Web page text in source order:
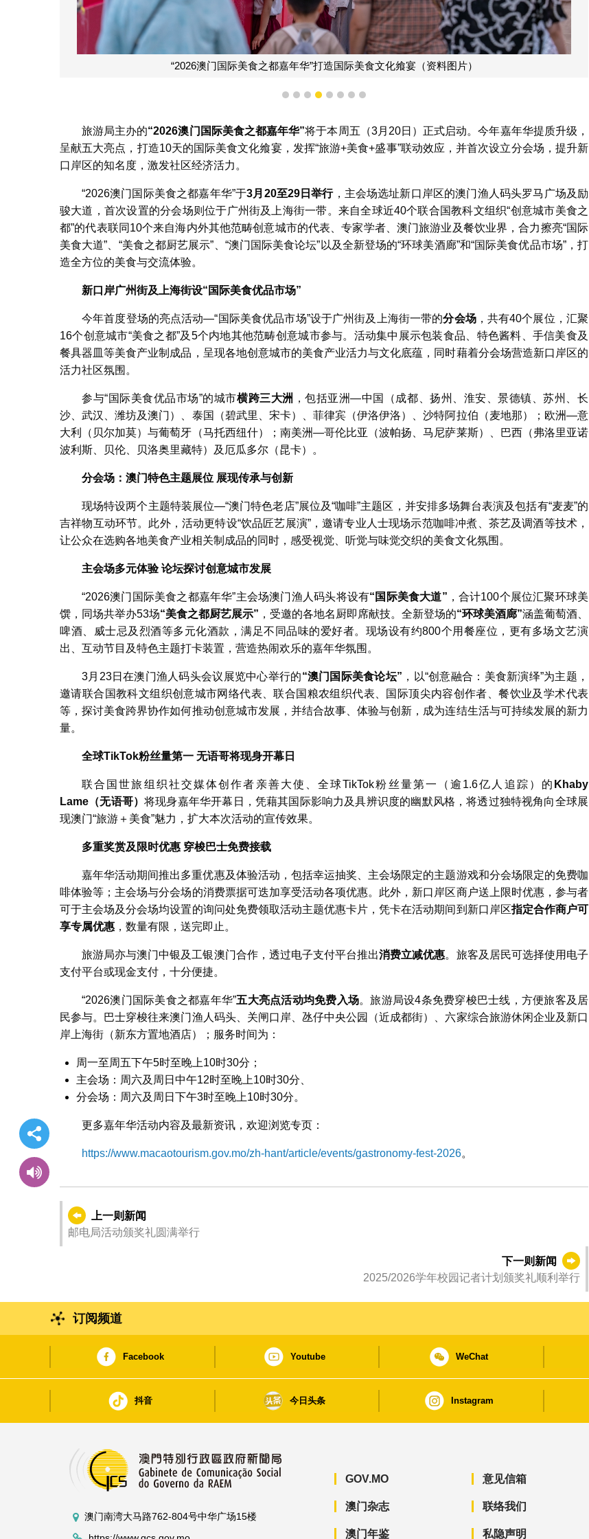
“2026澳门国际美食之都嘉年华”打造国际美食文化飨宴（资料图片）
1 2 3 4 5 6 7 8
旅游局主办的“2026澳门国际美食之都嘉年华”将于本周五（3月20日）正式启动。今年嘉年华提质升级，
呈献五大亮点，打造10天的国际美食文化飨宴，发挥“旅游+美食+盛事”联动效应，并首次设立分会场，提升新
口岸区的知名度，激发社区经济活力。
“2026澳门国际美食之都嘉年华”于3月 20至29日举行，主会场选址新口岸区的澳门渔人码头罗马广场及励
骏大道，首次设置的分会场则位于广州街及上海街一带。来自全球近40个联合国教科文组织“创意城市美食之
都”的代表联同10个来自海内外其他范畴创意城市的代表、专家学者、澳门旅游业及餐饮业界，合力擦亮“国际
美食大道”、“美食之都厨艺展示”、“澳门国际美食论坛”以及全新登场的“环球美酒廊”和“国际美食优品市场”，打
造全方位的美食与交流体验。
新口岸广州街及上海街设“ 国际美食优品市场”
今年首度登场的亮点活动—“国际美食优品市场”设于广州街及上海街一带的分会场，共有40个展位，汇聚
16个创意城市“美食之都”及5个内地其他范畴创意城市参与。活动集中展示包装食品、特色酱料、手信美食及
餐具器皿等美食产业制成品，呈现各地创意城市的美食产业活力与文化底蕴，同时藉着分会场营造新口岸区的
活力社区氛围。
参与“国际美食优品市场”的城市横跨三大洲 ，包括亚洲—中国（成都、扬州、淮安、景德镇、苏州、长
沙、武汉、潍坊及澳门）、泰国（碧武里、宋卡）、菲律宾（伊洛伊洛）、沙特阿拉伯（麦地那）；欧洲—意
大利（贝尔加莫）与葡萄牙（马托西纽什）；南美洲—哥伦比亚（波帕扬、马尼萨莱斯）、巴西（弗洛里亚诺
波利斯、贝伦、贝洛奥里藏特）及厄瓜多尔（昆卡）。
分会场：澳门特色主题展位 展现传承与创新
现场特设两个主题特装展位—“澳门特色老店”展位及“咖啡”主题区，并安排多场舞台表演及包括有“麦麦”的
吉祥物互动环节。此外，活动更特设“饮品匠艺展演”，邀请专业人士现场示范咖啡冲煮、茶艺及调酒等技术，
让公众在选购各地美食产业相关制成品的同时，感受视觉、听觉与味觉交织的美食文化氛围。
主会场多元体验 论坛探讨创意城市发展
“2026澳门国际美食之都嘉年华”主会场澳门渔人码头将设有“ 国际美食大道” ，合计100个展位汇聚环球美
馔，同场共举办53场“美食之都厨艺展示” ，受邀的各地名厨即席献技。全新登场的“环球美酒廊”涵盖葡萄酒、
啤酒、威士忌及烈酒等多元化酒款，满足不同品味的爱好者。现场设有约800个用餐座位，更有多场文艺演
出、互动节目及特色主题打卡装置，营造热闹欢乐的嘉年华氛围。
3月23日在澳门渔人码头会议展览中心举行的“澳门国际美食论坛” ，以“创意融合：美食新演绎”为主题，
邀请联合国教科文组织创意城市网络代表、联合国粮农组织代表、国际顶尖内容创作者、餐饮业及学术代表
等，探讨美食跨界协作如何推动创意城市发展，并结合故事、体验与创新，成为连结生活与可持续发展的新力
量。
全球TikTok粉丝量第一 无语哥将现身开幕日
联合国世旅组织社交媒体创作者亲善大使、全球TikTok粉丝量第一（逾1.6亿人追踪）的 Khaby
Lame （无语哥）将现身嘉年华开幕日，凭藉其国际影响力及具辨识度的幽默风格，将透过独特视角向全球展
现澳门“旅游＋美食”魅力，扩大本次活动的宣传效果。
多重奖赏及限时优惠 穿梭巴士免费接载
嘉年华活动期间推出多重优惠及体验活动，包括幸运抽奖、主会场限定的主题游戏和分会场限定的免费咖
啡体验等；主会场与分会场的消费票据可迭加享受活动各项优惠。此外，新口岸区商户送上限时优惠，参与者
可于主会场及分会场均设置的询问处免费领取活动主题优惠卡片，凭卡在活动期间到新口岸区指定合作商户可
享专属优惠 ，数量有限，送完即止。
旅游局亦与澳门中银及工银澳门合作，透过电子支付平台推出消费立减优惠。旅客及居民可选择使用电子
支付平台或现金支付，十分便捷。
“2026澳门国际美食之都嘉年华”五大亮点活动均免费入场。旅游局设4条免费穿梭巴士线，方便旅客及居
民参与。巴士穿梭往来澳门渔人码头、关闸口岸、氹仔中央公园（近成都街）、六家综合旅游休闲企业及新口
岸上海街（新东方置地酒店）；服务时间为：
周一至周五下午5时至晚上10时30分；
主会场：周六及周日中午12时至晚上10时30分、
分会场：周六及周日下午3时至晚上10时30分。
更多嘉年华活动内容及最新资讯，欢迎浏览专页：
https://www.macaotourism.gov.mo/zh-hant/article/events/gastronomy-fest-2026。
上一则新闻
邮电局活动颁奖礼圆满举行
下一则新闻
2025/2026学年校园记者计划颁奖礼顺利举行
订阅频道
Facebook Youtube WeChat
抖音 今日头条 Instagram
澳门南湾大马路762-804号中华广场15楼
GOV.MO
澳门杂志
澳门年鉴
意见信箱
联络我们
私隐声明